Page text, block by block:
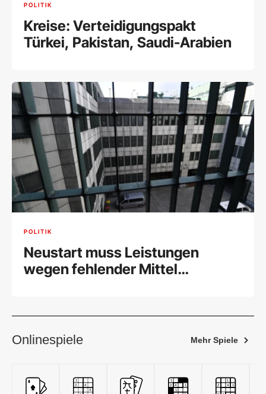
POLITIK
Kreise: Verteidigungspakt
Türkei, Pakistan, Saudi-Arabien
POLITIK
Neustart muss Leistungen
wegen fehlender Mittel
Onlinespiele Mehr Spiele